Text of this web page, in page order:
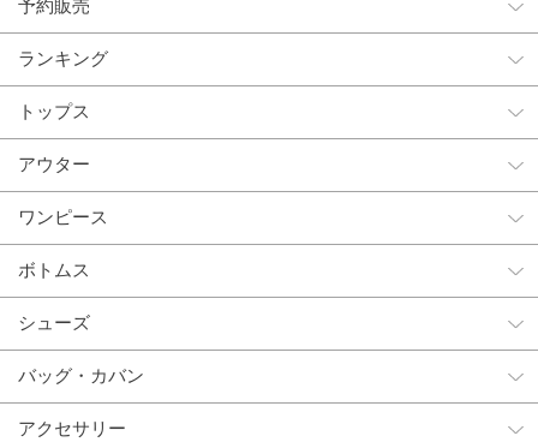
予約販売
ランキング
トップス
アウター
ワンピース
ボトムス
シューズ
バッグ・カバン
アクセサリー